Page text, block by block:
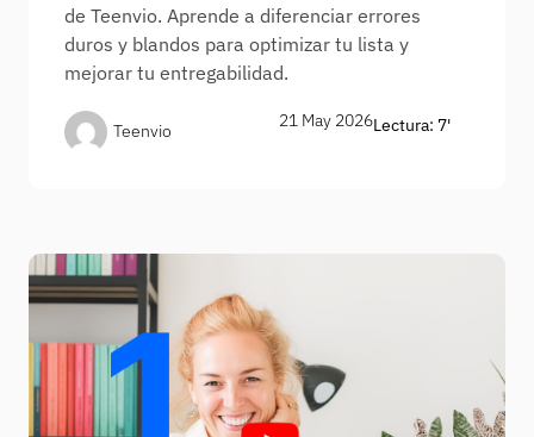
de Teenvio. Aprende a diferenciar errores
duros y blandos para optimizar tu lista y
mejorar tu entregabilidad.
Teenvio
21 May 2026Lectura: 7'